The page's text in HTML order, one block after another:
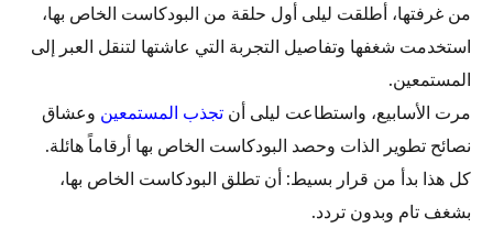
من غرفتها، أطلقت ليلى أول حلقة من البودكاست الخاص بها،
استخدمت شغفها وتفاصيل التجربة التي عاشتها لتنقل العبر إلى
المستمعين.
مرت الأسابيع، واستطاعت ليلى أن تجذب المستمعين وعشاق
نصائح تطوير الذات وحصد البودكاست الخاص بها أرقاماً هائلة.
كل هذا بدأ من قرار بسيط: أن تطلق البودكاست الخاص بها،
بشغف تام وبدون تردد.